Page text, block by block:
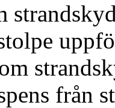
från